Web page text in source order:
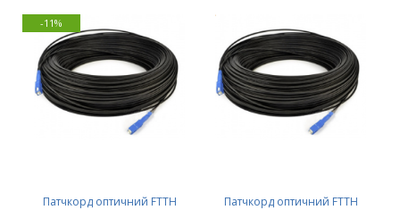
Патчкорд оптичний FTTH
-11%
Патчкорд оптичний FTTH